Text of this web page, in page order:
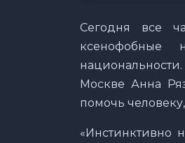
Сегодня все
ксенофобные
Москве Анна
помочь
«Инстинктивно